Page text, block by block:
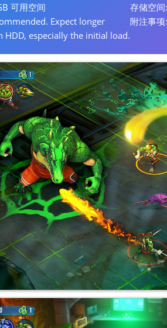
可用空间
Expect longer
HDD, especially the initial load.
存储空
附注事